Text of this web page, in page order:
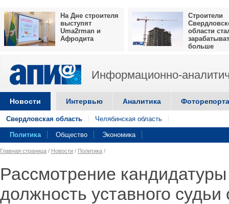
На Дне строителя
выступят
Uma2rman и
Афродита
Строители
области
больше
Информационно-
Новости Интервью Аналитика
Свердловская область Челябинская область
Политика Общество Экономика
Главная страница / Новости / Политика /
Рассмотрение
должность уставного